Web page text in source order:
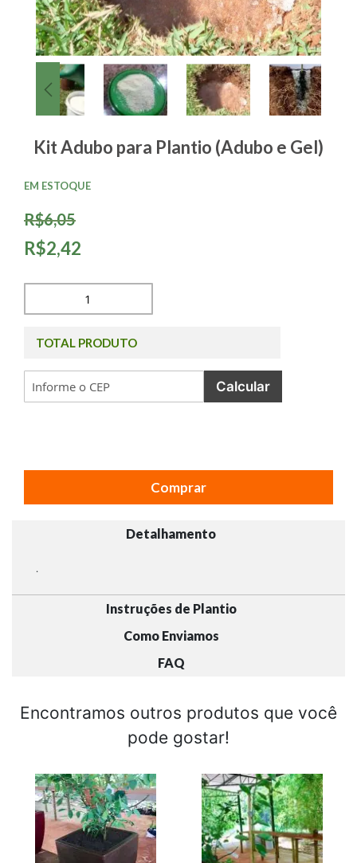
Kit Adubo para Plantio (Adubo e Gel)
R$6,05
R$2,42
EM ESTOQUE
TOTAL PRODUTO
Calcular
Comprar
Detalhamento
Instruções de Plantio
Como Enviamos
FAQ
Encontramos outros produtos que você
pode gostar!